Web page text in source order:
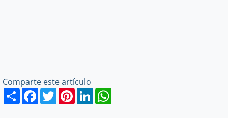
Comparte este artículo
ShareFacebook
TwitterPinterest
LinkedIn